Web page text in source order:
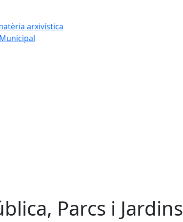
arxivística
Parcs i Jardins